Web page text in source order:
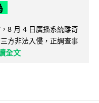
8 月 4 日廣播系統離奇
方非法入侵，正調查事
全文